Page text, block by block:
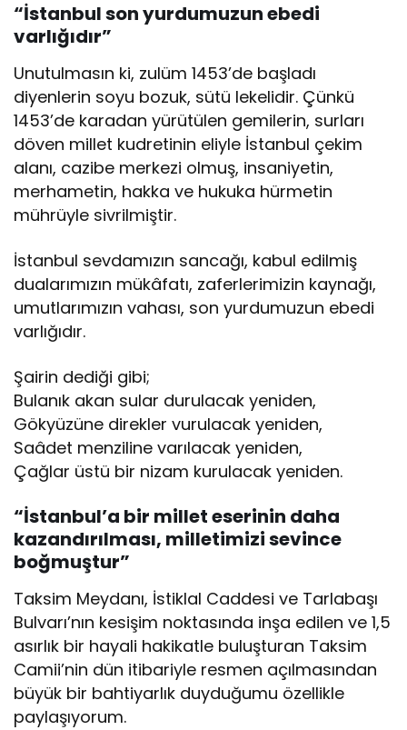
“İstanbul son yurdumuzun ebedi
varlığıdır”
Unutulmasın ki, zulüm 1453’de başladı
diyenlerin soyu bozuk, sütü lekelidir. Çünkü
1453’de karadan yürütülen gemilerin, surları
döven millet kudretinin eliyle İstanbul çekim
alanı, cazibe merkezi olmuş, insaniyetin,
merhametin, hakka ve hukuka hürmetin
mührüyle sivrilmiştir.
İstanbul sevdamızın sancağı, kabul edilmiş
dualarımızın mükâfatı, zaferlerimizin kaynağı,
umutlarımızın vahası, son yurdumuzun ebedi
varlığıdır.
Şairin dediği gibi;
Bulanık akan sular durulacak yeniden,
Gökyüzüne direkler vurulacak yeniden,
Saâdet menziline varılacak yeniden,
Çağlar üstü bir nizam kurulacak yeniden.
“İstanbul’a bir millet eserinin daha
kazandırılması, milletimizi sevince
boğmuştur”
Taksim Meydanı, İstiklal Caddesi ve Tarlabaşı
Bulvarı’nın kesişim noktasında inşa edilen ve 1,5
asırlık bir hayali hakikatle buluşturan Taksim
Camii’nin dün itibariyle resmen açılmasından
büyük bir bahtiyarlık duyduğumu özellikle
paylaşıyorum.